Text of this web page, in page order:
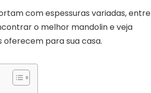
com espessuras variadas, entre
o melhor mandolin e veja
oferecem para sua casa.